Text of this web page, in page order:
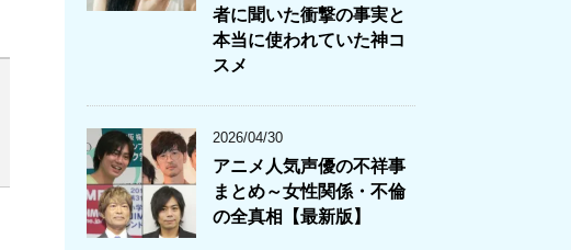
者に聞いた衝撃の事実と
本当に使われていた神コ
スメ
2026/04/30
アニメ人気声優の不祥事
まとめ～女性関係・不倫
の全真相【最新版】